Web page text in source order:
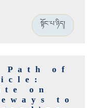
སྟོང་པ་ཉིད།
Path of
on
to